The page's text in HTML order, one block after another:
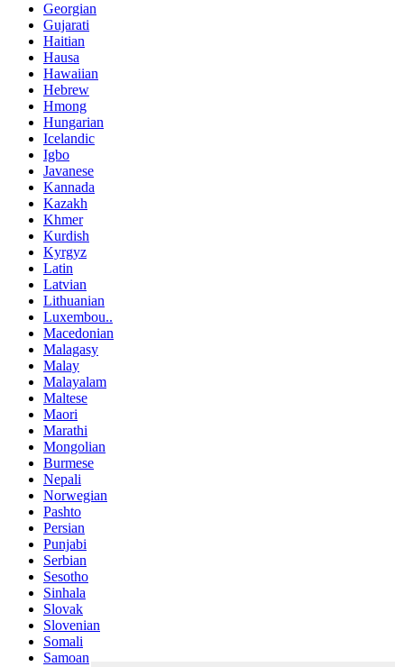
Georgian
Gujarati
Haitian
Hausa
Hawaiian
Hebrew
Hmong
Hungarian
Icelandic
Igbo
Javanese
Kannada
Kazakh
Khmer
Kurdish
Kyrgyz
Latin
Latvian
Lithuanian
Luxembou..
Macedonian
Malagasy
Malay
Malayalam
Maltese
Maori
Marathi
Mongolian
Burmese
Nepali
Norwegian
Pashto
Persian
Punjabi
Serbian
Sesotho
Sinhala
Slovak
Slovenian
Somali
Samoan